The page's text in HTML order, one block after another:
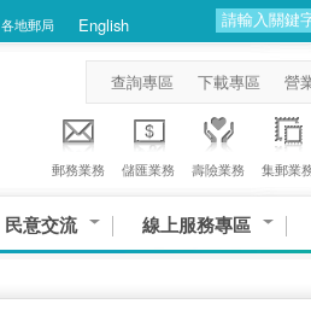
各地郵局 English
查詢專區 下載專區 營
郵務業務 儲匯業務 壽險業務 集郵業
民意交流 線上服務專區